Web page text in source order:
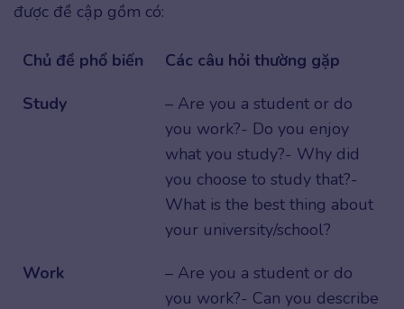
được đề cập gồm có:
Chủ đề phổ biến
Các câu hỏi thường gặp
Study
– Are you a student or do
you work?- Do you enjoy
what you study?- Why did
you choose to study that?-
What is the best thing about
your university/school?
Work
– Are you a student or do
you work?- Can you describe